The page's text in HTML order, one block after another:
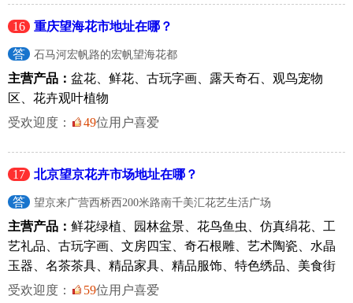
16 重庆望海花市地址在哪？
答 石马河宏帆路的宏帆望海花都
主营产品： 盆花、鲜花、古玩字画、露天奇石、观鸟宠物
区、花卉观叶植物
受欢迎度：
49位用户喜爱
17 北京望京花卉市场地址在哪？
答 望京来广营西桥西200米路南千美汇花艺生活广场
主营产品： 鲜花绿植、园林盆景、花鸟鱼虫、仿真绢花、工
艺礼品、古玩字画、文房四宝、奇石根雕、艺术陶瓷、水晶
玉器、名茶茶具、精品家具、精品服饰、特色绣品、美食街
受欢迎度：
59位用户喜爱